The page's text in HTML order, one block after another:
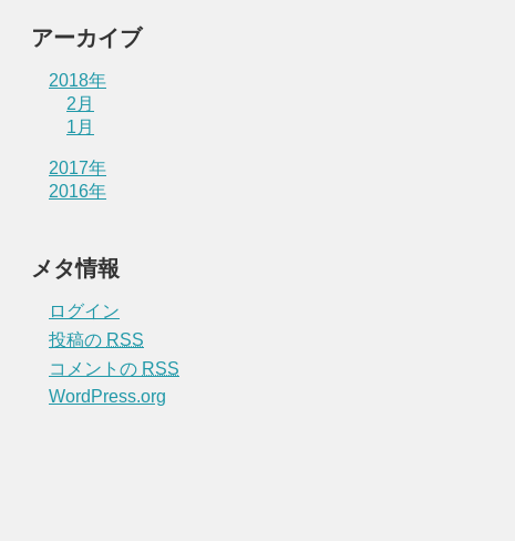
アーカイブ
2018年
2月
1月
2017年
2016年
メタ情報
ログイン
投稿の RSS
コメントの RSS
WordPress.org